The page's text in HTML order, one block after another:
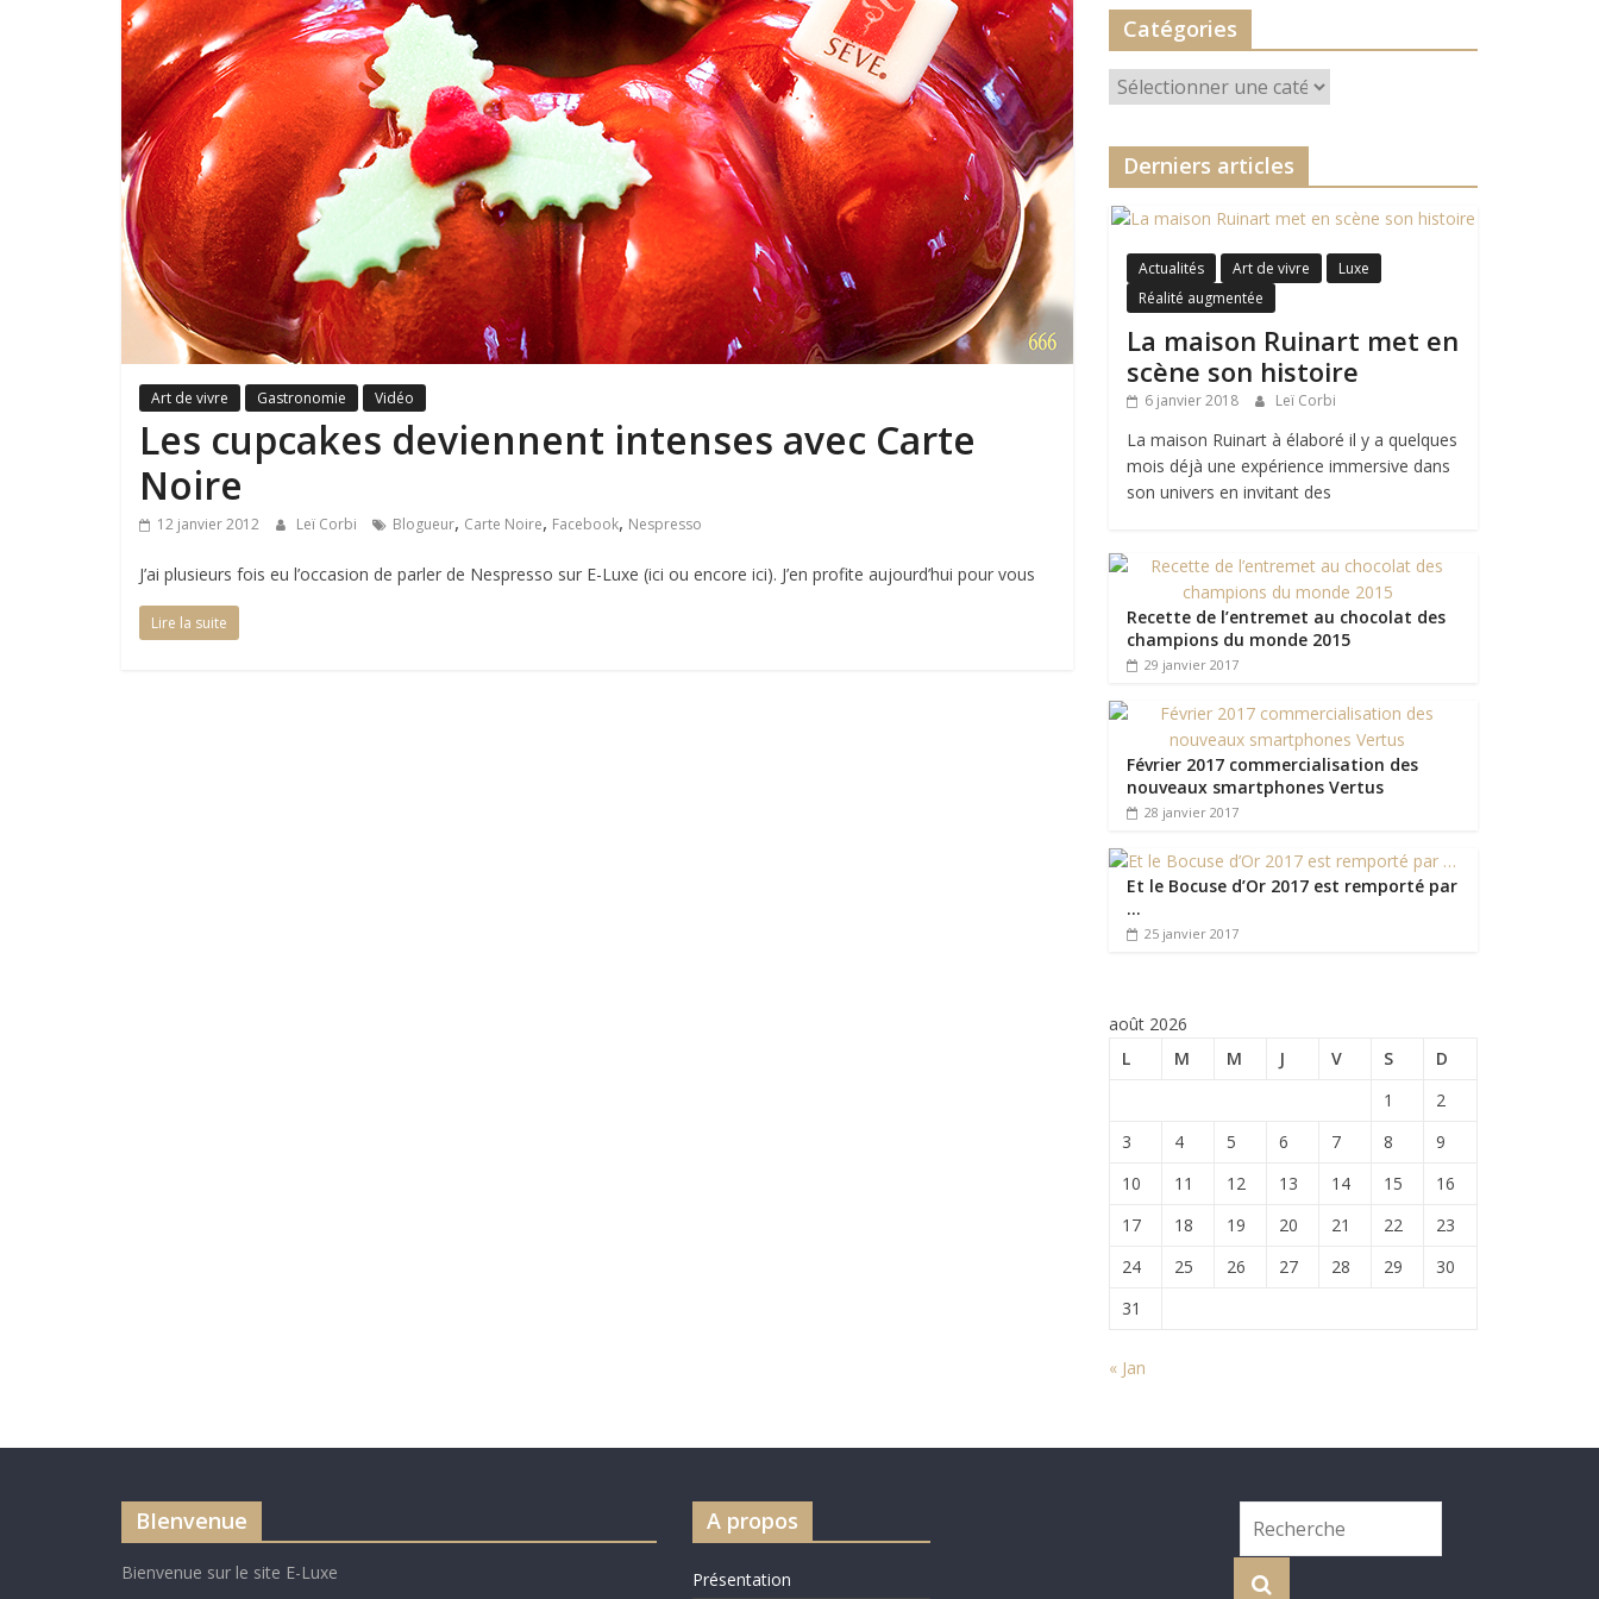
Art de vivre Gastronomie Vidéo
Les cupcakes deviennent intenses avec Carte
Noire
12 janvier 2012 Leï Corbi Blogueur, Carte Noire, Facebook, Nespresso
J’ai plusieurs fois eu l’occasion de parler de Nespresso sur E-Luxe (ici ou encore ici). J’en profite aujourd’hui pour vous
Lire la suite
Catégories
Catégories
Derniers articles
Actualités Art de vivre
Luxe
Réalité augmentée
La maison Ruinart met en
scène son histoire
6 janvier 2018 Leï Corbi
La maison Ruinart à élaboré il y a quelques
mois déjà une expérience immersive dans
son univers en invitant des
Recette de l’entremet au chocolat des
champions du monde 2015
29 janvier 2017
Février 2017 commercialisation des
nouveaux smartphones Vertus
28 janvier 2017
Et le Bocuse d’Or 2017 est remporté par
…
25 janvier 2017
août 2026
L
M M J V S
D
1
2
3
4 5 6 7 8
9
10
11 12 13 14 15
16
17
18 19 20 21 22
23
24
25 26 27 28 29
30
31
« Jan
BIenvenue
Bienvenue sur le site E-Luxe
A propos
Présentation